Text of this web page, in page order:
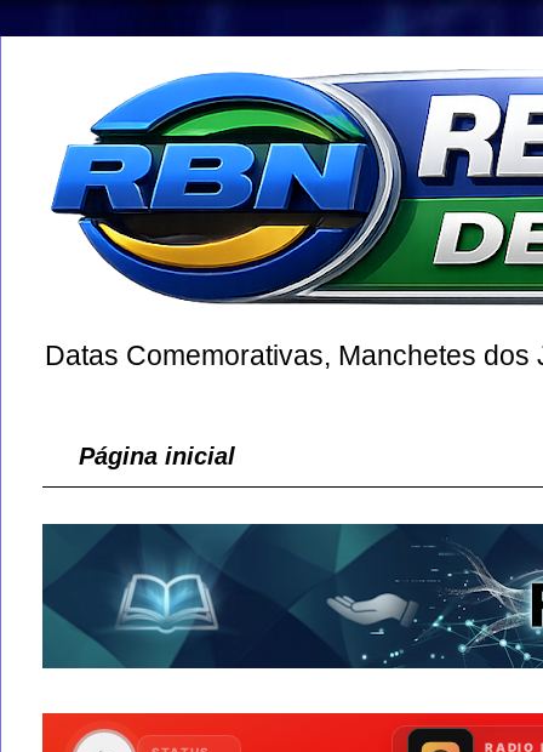
Datas Comemorativas, Manchetes
Página inicial